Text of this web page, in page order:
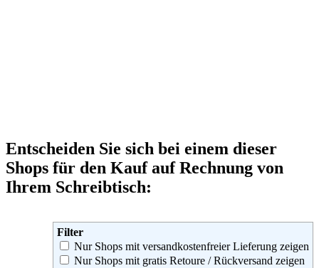
Entscheiden Sie sich bei einem dieser
Shops für den Kauf auf Rechnung von
Ihrem Schreibtisch:
Filter
Nur Shops mit versandkostenfreier Lieferung zeigen
Nur Shops mit gratis Retoure / Rückversand zeigen